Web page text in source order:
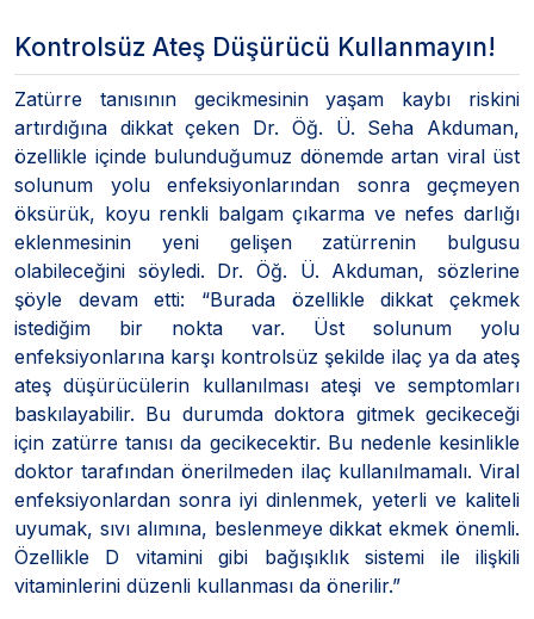
Kontrolsüz Ateş Düşürücü Kullanmayın!
Zatürre tanısının gecikmesinin yaşam kaybı riskini
artırdığına dikkat çeken Dr. Öğ. Ü. Seha Akduman,
özellikle içinde bulunduğumuz dönemde artan viral üst
solunum yolu enfeksiyonlarından sonra geçmeyen
öksürük, koyu renkli balgam çıkarma ve nefes darlığı
eklenmesinin yeni gelişen zatürrenin bulgusu
olabileceğini söyledi. Dr. Öğ. Ü. Akduman, sözlerine
şöyle devam etti: “Burada özellikle dikkat çekmek
istediğim bir nokta var. Üst solunum yolu
enfeksiyonlarına karşı kontrolsüz şekilde ilaç ya da ateş
ateş düşürücülerin kullanılması ateşi ve semptomları
baskılayabilir. Bu durumda doktora gitmek gecikeceği
için zatürre tanısı da gecikecektir. Bu nedenle kesinlikle
doktor tarafından önerilmeden ilaç kullanılmamalı. Viral
enfeksiyonlardan sonra iyi dinlenmek, yeterli ve kaliteli
uyumak, sıvı alımına, beslenmeye dikkat ekmek önemli.
Özellikle D vitamini gibi bağışıklık sistemi ile ilişkili
vitaminlerini düzenli kullanması da önerilir.”